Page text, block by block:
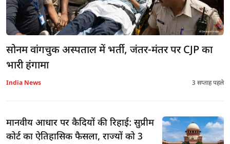
सोनम वांगचुक अस्पताल में भर्ती, जंतर-मंतर पर CJP का
भारी हंगामा
India News 3 सप्ताह पहले
मानवीय आधार पर कैदियों की रिहाई: सुप्रीम
कोर्ट का ऐतिहासिक फैसला, राज्यों को 3